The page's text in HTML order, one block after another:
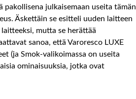
julkaisemaan useita tämän
Äskettäin se esitteli uuden laitteen
mutta se herättää
sanoa, että Varoresco LUXE
(ja Smok-valikoimassa on useita
​​ominaisuuksia, jotka ovat